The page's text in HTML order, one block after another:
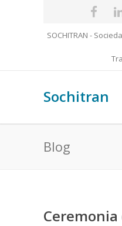
SOCHITRAN -
Sochitran
Blog
Ceremonia